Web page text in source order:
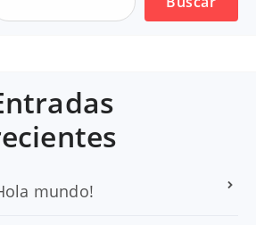
mundo!